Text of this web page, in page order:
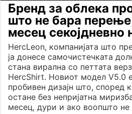
Бренд за облека
што не бара
месец секојдневно
HercLeon, компанијата што
ја донесе самочистечката
стана вирална со петтата
HercShirt. Новиот модел V5.0
пробивен дизајн што, според
остане без непријатна
месец, дури и ако воопшто не